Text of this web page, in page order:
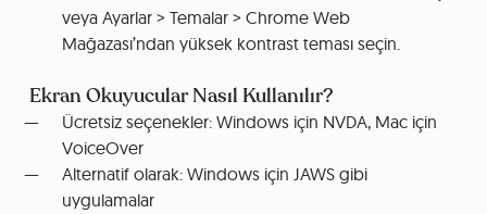
veya Ayarlar > Temalar > Chrome Web
Mağazası’ndan yüksek kontrast teması seçin.
Ekran Okuyucular Nasıl Kullanılır?
Ücretsiz seçenekler: Windows için NVDA, Mac için
VoiceOver
Alternatif olarak: Windows için JAWS gibi
uygulamalar